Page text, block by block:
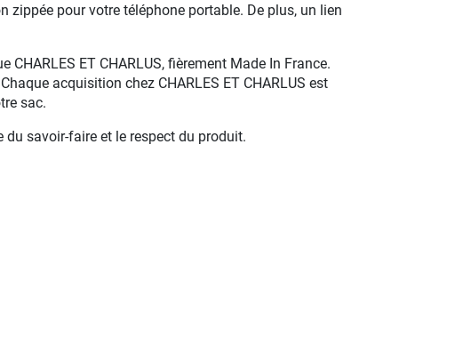
pour votre téléphone portable. De plus, un lien
ET CHARLUS, fièrement Made In France.
acquisition chez CHARLES ET CHARLUS est
sac.
du savoir-faire et le respect du produit.